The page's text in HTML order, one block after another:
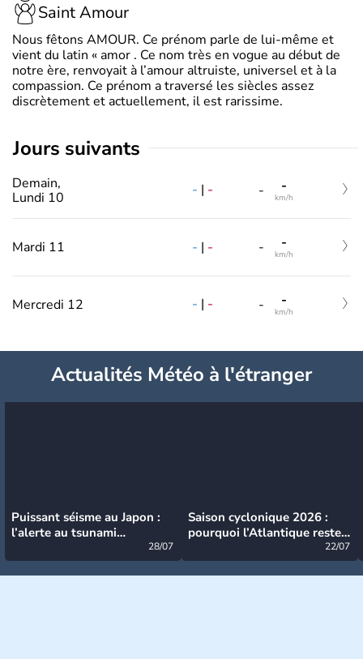
Saint Amour
Nous fêtons AMOUR. Ce prénom parle de lui-même et
vient du latin « amor . Ce nom très en vogue au début de
notre ère, renvoyait à l’amour altruiste, universel et à la
compassion. Ce prénom a traversé les siècles assez
discrètement et actuellement, il est rarissime.
jours suivants
Demain,
Lundi 10
- | - - -
km/h
Mardi 11 - | - - -
km/h
Mercredi 12 - | - - -
km/h
Actualités Météo à l'étranger
Puissant séisme au Japon :
l’alerte au tsunami
28/07
Saison cyclonique 2026 :
pourquoi l’Atlantique reste
22/07